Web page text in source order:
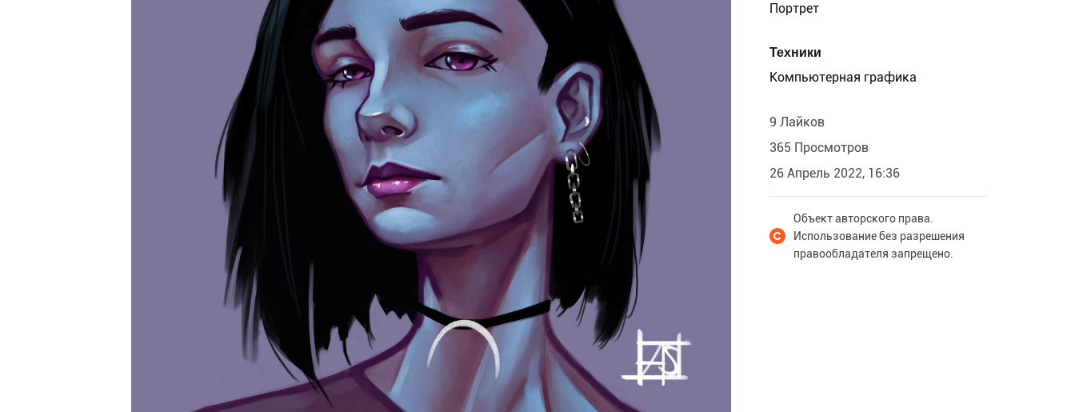
Портрет
Техники
Компьютерная графика
9 Лайков
365 Просмотров
26 Апрель 2022, 16:36
Объект авторского права.
Использование без разрешения
правообладателя запрещено.